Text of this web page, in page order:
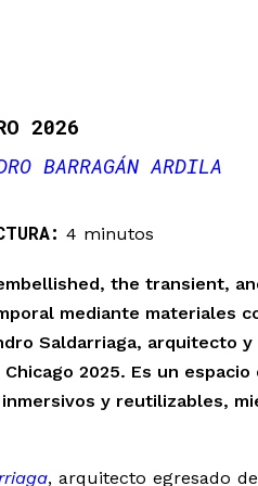
2026
BARRAGÁN ARDILA
4 minutos
the transient,
mediante materiales
Saldarriaga, arquitecto
2025. Es un
y reutilizables,
, arquitecto egresado